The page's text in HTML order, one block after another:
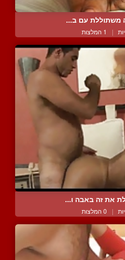
משתוללת עם ב...
| 1 המלצות
את זה באבה ו...
| 0 המלצות